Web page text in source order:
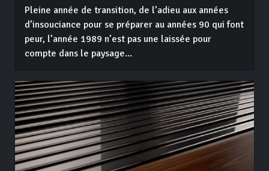
Pleine année de transition, de l’adieu aux années
d’insouciance pour se préparer au années 90 qui font
peur, l’année 1989 n’est pas une laissée pour
compte dans le paysage...